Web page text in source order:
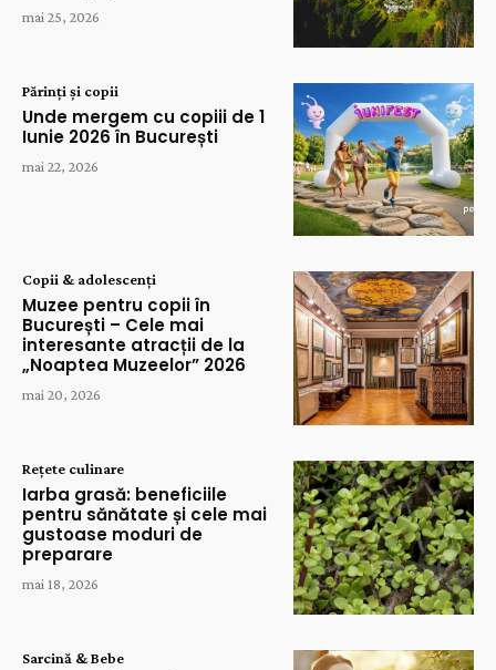
mai 25, 2026
Părinți și copii
Unde mergem cu copiii de 1
Iunie 2026 în București
mai 22, 2026
Copii & adolescenți
Muzee pentru copii în
București – Cele mai
interesante atracții de la
„Noaptea Muzeelor” 2026
mai 20, 2026
Rețete culinare
Iarba grasă: beneficiile
pentru sănătate și cele mai
gustoase moduri de
preparare
mai 18, 2026
Sarcină & Bebe